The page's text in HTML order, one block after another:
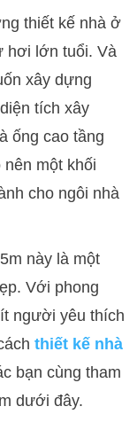
thiết kế nhà ở
hơi lớn tuổi. Và
xây dựng
tích xây
ống cao tầng
một khối
cho ngôi nhà
này là một
Với phong
người yêu thích
thiết kế nhà
bạn cùng tham
dưới đây.